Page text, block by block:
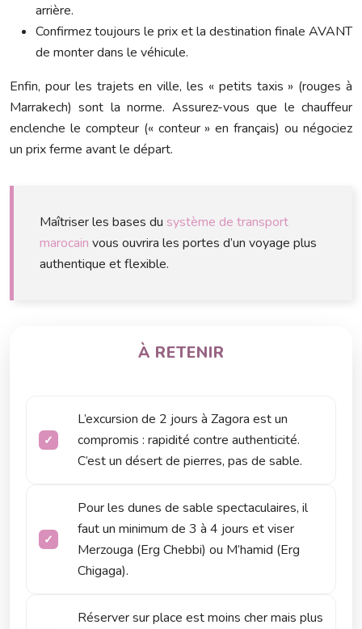
arrière.
Confirmez toujours le prix et la destination finale AVANT
de monter dans le véhicule.
Enfin, pour les trajets en ville, les « petits taxis » (rouges à
Marrakech) sont la norme. Assurez-vous que le chauffeur
enclenche le compteur (« conteur » en français) ou négociez
un prix ferme avant le départ.
Maîtriser les bases du système de transport
marocain vous ouvrira les portes d’un voyage plus
authentique et flexible.
À RETENIR
L’excursion de 2 jours à Zagora est un
compromis : rapidité contre authenticité.
C’est un désert de pierres, pas de sable.
Pour les dunes de sable spectaculaires, il
faut un minimum de 3 à 4 jours et viser
Merzouga (Erg Chebbi) ou M’hamid (Erg
Chigaga).
Réserver sur place est moins cher mais plus